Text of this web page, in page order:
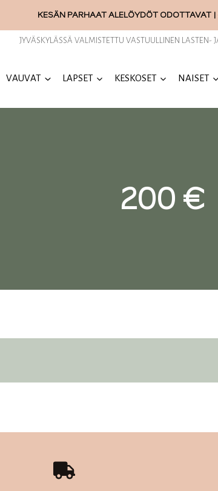
KESÄN PARHAAT ALELÖYDÖT ODOTTAVAT |
JYVÄSKYLÄSSÄ VALMISTETTU VASTUULLINEN LASTEN-
VAUVAT LAPSET KESKOSET NAISET
200 €